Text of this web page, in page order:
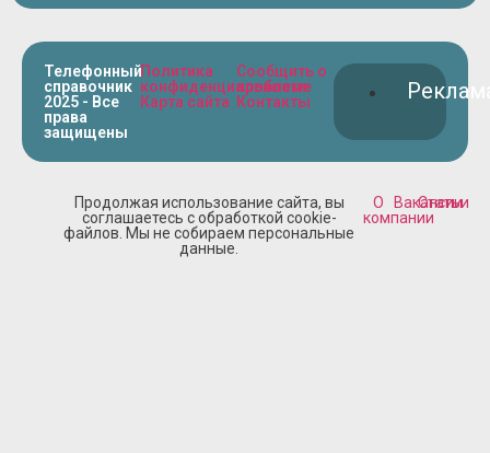
Телефонный
справочник
2025 - Все
права
защищены
Политика
конфиденциальности
Карта сайта
Сообщить о
проблеме
Контакты
Продолжая использование сайта, вы
соглашаетесь с обработкой cookie-
файлов. Мы не собираем персональные
данные.
О
компании
Вакансии
Статьи